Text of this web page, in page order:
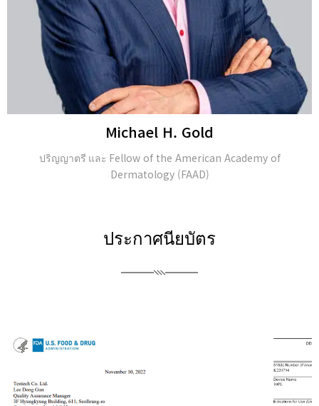
Michael H. Gold
ปริญญาตรี และ Fellow of the American Academy of
Dermatology (FAAD)
ประกาศนียบัตร